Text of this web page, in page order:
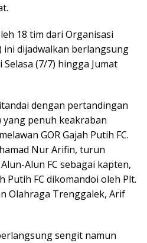
18 tim dari Organisasi
ini dijadwalkan berlangsung
(7/7) hingga Jumat
dengan pertandingan
penuh keakraban
GOR Gajah Putih FC.
Nur Arifin, turun
Alun FC sebagai kapten,
Putih FC dikomandoi oleh Plt.
Olahraga Trenggalek, Arif
sengit namun